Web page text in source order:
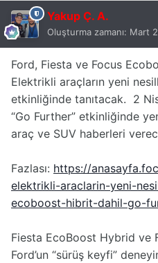
Yakup Ç. A.
Oluşturma zamanı: Mart
Ford, Fiesta ve Focus
Elektrikli araçların yeni
etkinliğinde tanıtacak. 2
“Go Further” etkinliğinde
araç ve SUV haberleri
Fazlası: https://
elektrikli-araclarin-yeni-
ecoboost-hibrit-dahil-go-
Fiesta EcoBoost Hybrid ve
Ford’un “sürüş keyfi”